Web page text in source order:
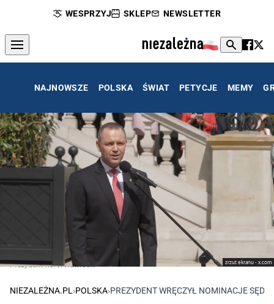
WESPRZYJ SKLEP NEWSLETTER
NAJNOWSZE POLSKA ŚWIAT PETYCJE MEMY
zrzut ekranu - x.com
Prezydent Karol Nawrocki
NIEZALEŻNA.PL ›POLSKA›PREZYDENT WRĘCZYŁ NOMINACJE